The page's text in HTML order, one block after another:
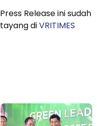
Press Release ini sudah
tayang diVRITIMES